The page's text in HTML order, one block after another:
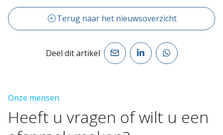
Terug naar het nieuwsoverzicht
Deel dit artikel
Onze mensen
Heeft u vragen ofwilt u een